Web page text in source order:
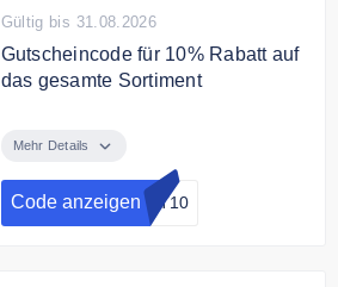
Gültig bis 31.08.2026
Gutscheincode für 10% Rabatt auf
das gesamte Sortiment
10% Rabatt auf das gesamte
Sortiment zu sparen.
Mehr Details
Code anzeigen UT10